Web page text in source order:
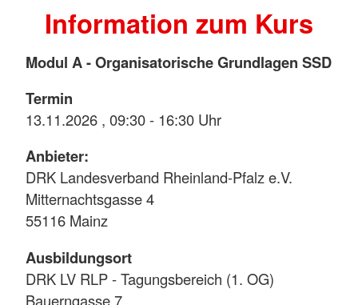
Information zum Kurs
Modul A - Organisatorische Grundlagen SSD
Termin
13.11.2026 , 09:30 - 16:30 Uhr
Anbieter:
DRK Landesverband Rheinland-Pfalz e.V.
Mitternachtsgasse 4
55116 Mainz
Ausbildungsort
DRK LV RLP - Tagungsbereich (1. OG)
Bauerngasse 7